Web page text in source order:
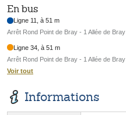
En bus
Ligne 11, à 51 m
Arrêt Rond Point de Bray - 1 Allée de Bray
Ligne 34, à 51 m
Arrêt Rond Point de Bray - 1 Allée de Bray
Voir tout
Informations